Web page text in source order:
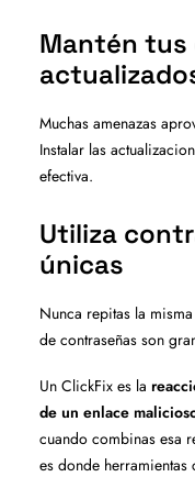
Mantén
Muchas amenazas
Instalar las
efectiva.
Utiliza
únicas
Nunca repitas la
de contraseñas son
Un ClickFix es la
de un enlace
cuando combinas esa
es donde